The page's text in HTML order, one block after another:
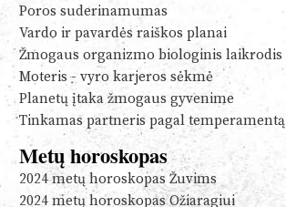
Poros suderinamumas
Vardo ir pavardės raiškos planai
Žmogaus organizmo biologinis laikrodis
Moteris - vyro karjeros sėkmė
Planetų įtaka žmogaus gyvenime
Tinkamas partneris pagal temperamentą
Metų horoskopas
2024 metų horoskopas Žuvims
2024 metų horoskopas Ožiaragiui